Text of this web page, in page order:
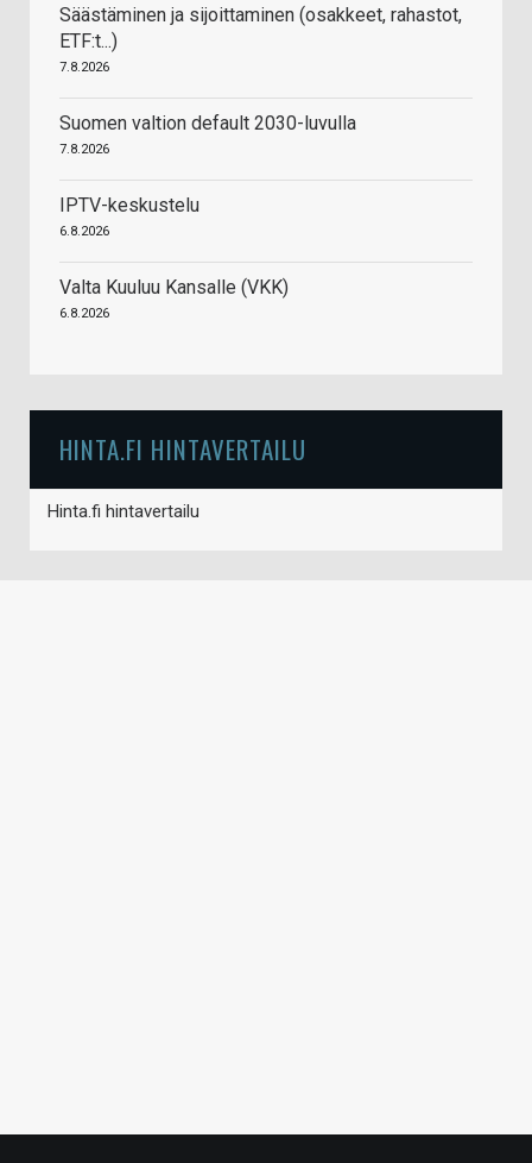
Säästäminen ja sijoittaminen (osakkeet, rahastot,
ETF:t...)
7.8.2026
Suomen valtion default 2030-luvulla
7.8.2026
IPTV-keskustelu
6.8.2026
Valta Kuuluu Kansalle (VKK)
6.8.2026
HINTA.FI HINTAVERTAILU
Hinta.fi hintavertailu